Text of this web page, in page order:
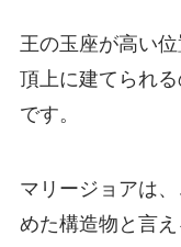
王の玉座が高い
頂上に建てられ
です。
マリージョアは
めた構造物と言え